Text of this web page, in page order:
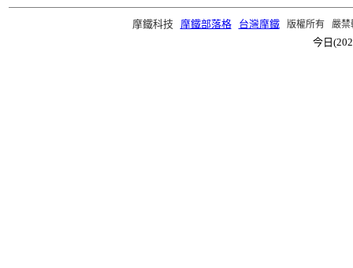
摩鐵科技 摩鐵部落格 台灣摩鐵版權所有 嚴禁
今日